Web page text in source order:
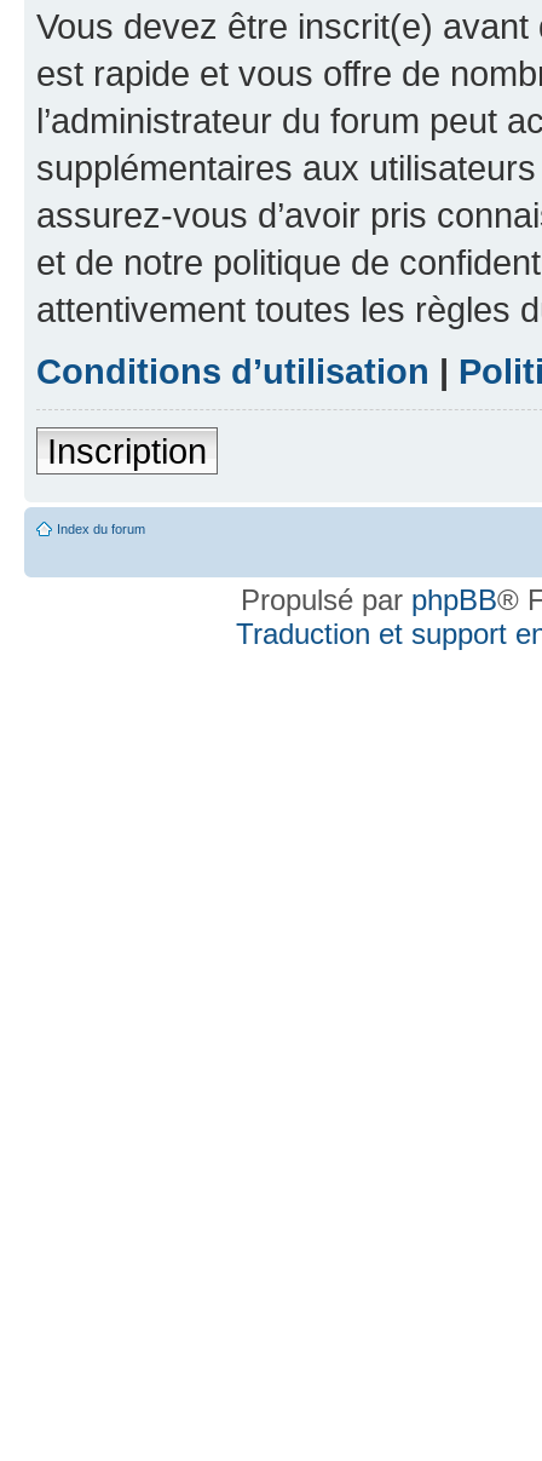
Vous devez être inscrit(e) avant
est rapide et vous offre de
l’administrateur du forum peut
supplémentaires aux
assurez-vous d’avoir pris
et de notre politique de
attentivement toutes les règles
Conditions d’utilisation |
Inscription
Index du forum
Propulsé par phpBB®
Traduction et support